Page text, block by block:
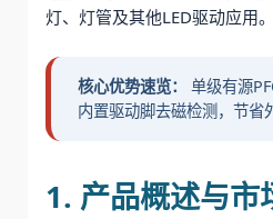
灯、灯管及其他LED驱动应用。
核心优势速览：
单级有源
内置驱动脚去磁检测，节省
1. 产品概述与市